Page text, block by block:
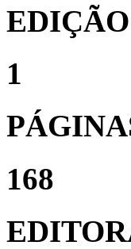
EDIÇÃO
1
168